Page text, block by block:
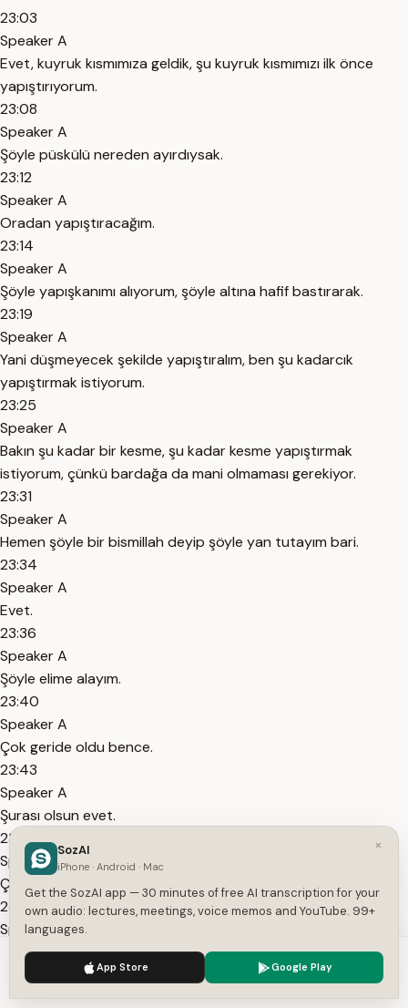
23:03
Speaker A
Evet, kuyruk kısmımıza geldik, şu kuyruk kısmımızı ilk önce
yapıştırıyorum.
23:08
Speaker A
Şöyle püskülü nereden ayırdıysak.
23:12
Speaker A
Oradan yapıştıracağım.
23:14
Speaker A
Şöyle yapışkanımı alıyorum, şöyle altına hafif bastırarak.
23:19
Speaker A
Yani düşmeyecek şekilde yapıştıralım, ben şu kadarcık
yapıştırmak istiyorum.
23:25
Speaker A
Bakın şu kadar bir kesme, şu kadar kesme yapıştırmak
istiyorum, çünkü bardağa da mani olmaması gerekiyor.
23:31
Speaker A
Hemen şöyle bir bismillah deyip şöyle yan tutayım bari.
23:34
Speaker A
Evet.
23:36
Speaker A
Şöyle elime alayım.
23:40
Speaker A
Çok geride oldu bence.
23:43
Speaker A
Şurası olsun evet.
23:44
Speaker A
Çok geride de olmasın.
23:46
Speaker A
Şöyle ve şöyle ikisinin arasına da bir tane, bu ikisinin arasına
da silikon sıkıyorum.
23:52
We use cookies to enhance your experience.
×
SozAI
iPhone · Android · Mac
Get the SozAI app — 30 minutes of free AI transcription for your
own audio: lectures, meetings, voice memos and YouTube. 99+
languages.
App Store Google Play